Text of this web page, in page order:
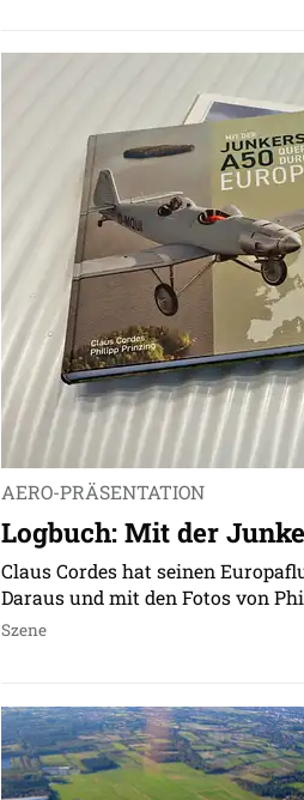
AERO-PRÄSENTATION
Logbuch: Mit der
Claus Cordes hat seinen
Daraus und mit den Fotos von
Szene